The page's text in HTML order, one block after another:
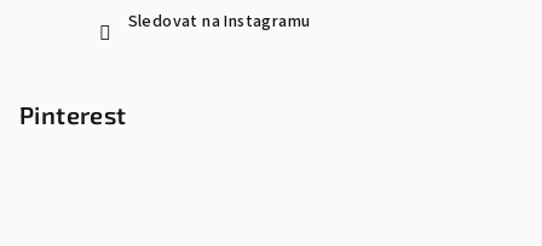
Sledovat na Instagramu
Pinterest